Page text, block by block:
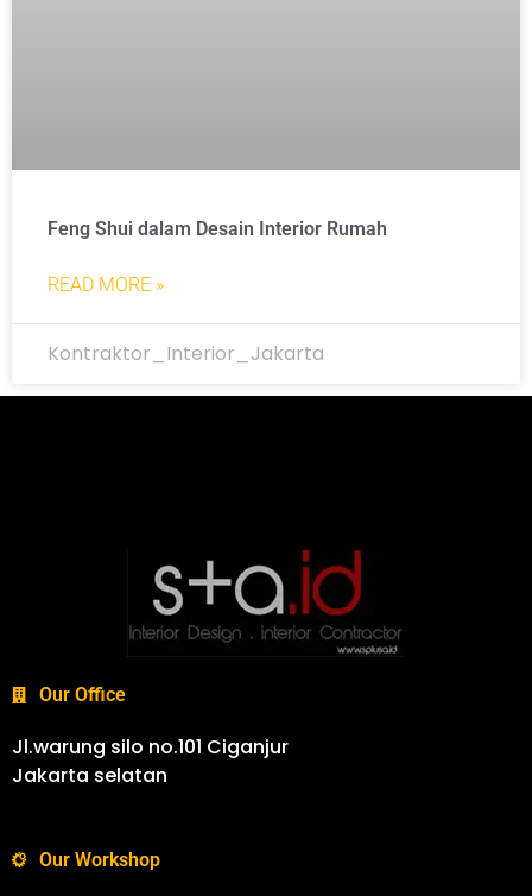
Feng Shui dalam Desain Interior Rumah
READ MORE »
Kontraktor_Interior_Jakarta
Our Office
Jl.warung silo no.101 Ciganjur
Jakarta selatan
Our Workshop